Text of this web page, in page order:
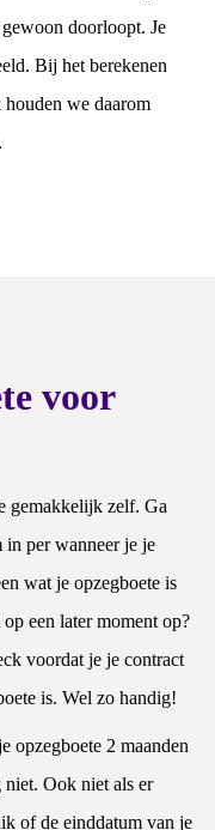
doorloopt. Je
Bij het berekenen
we daarom
voor
gemakkelijk zelf. Ga
in per wanneer je je
wat je opzegboete is
een later moment op?
voordat je je contract
is. Wel zo handig!
opzegboete 2 maanden
niet. Ook niet als er
of de einddatum van je